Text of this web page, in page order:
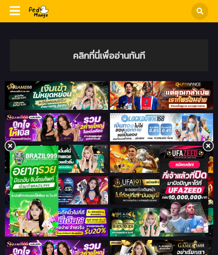
คลิกที่นี่เพื่ออ่านทันที